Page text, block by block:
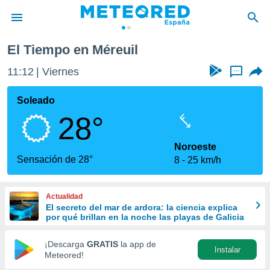
de
por
que se
calidad.
a este
las
y
forma
digital
basada
El Tiempo en Méreuil
11:12 Viernes ...
Soleado
28°
Sensación de 28°
Noroeste
8
25 km/h
Actualidad
El secreto del mar de ardora: la ciencia explica
por qué brillan en la noche las playas de Galicia
¡Descarga GRATIS la app de
Meteored!
Instalar